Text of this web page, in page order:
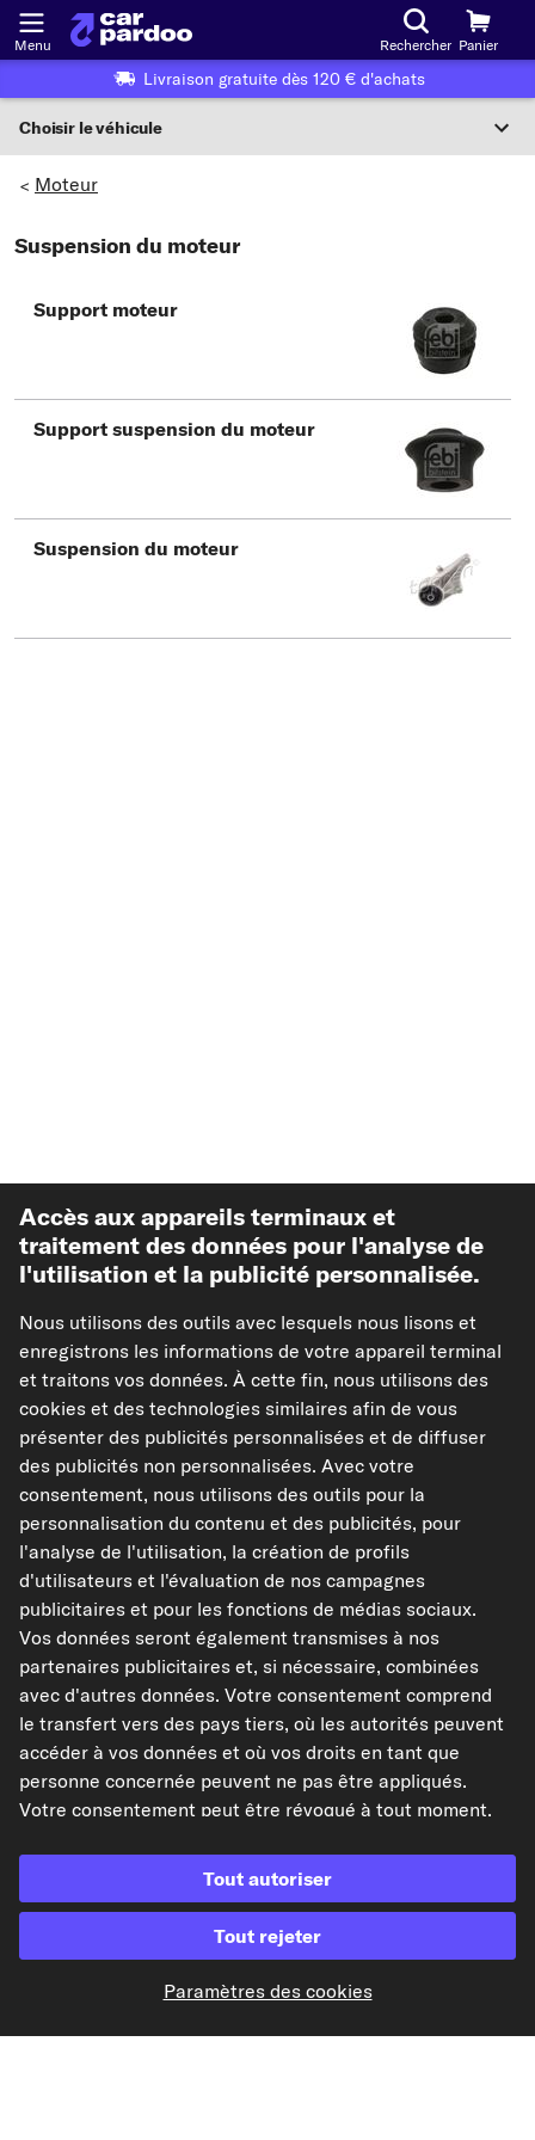
Menu Rechercher Panier
Livraison gratuite dès 120 € d'achats
Choisir le véhicule
Ou choix du véhicule selon les critères suivants :
Choix du fabricant
Choix du type
> Moteur
Suspension du moteur
Support moteur
Support suspension du moteur
Suspension du moteur
Autre de carpardoo
Aide & soutien
Juridique
Modes de paiement acceptés
Nos partenaires d'expédition
kfzteile24.at
Accès aux appareils terminaux et
traitement des données pour l'analyse de
l'utilisation et la publicité personnalisée.
Nous utilisons des outils avec lesquels nous lisons et
enregistrons les informations de votre appareil terminal
et traitons vos données. À cette fin, nous utilisons des
cookies et des technologies similaires afin de vous
présenter des publicités personnalisées et de diffuser
des publicités non personnalisées. Avec votre
consentement, nous utilisons des outils pour la
personnalisation du contenu et des publicités, pour
l'analyse de l'utilisation, la création de profils
d'utilisateurs et l'évaluation de nos campagnes
publicitaires et pour les fonctions de médias sociaux.
Vos données seront également transmises à nos
partenaires publicitaires et, si nécessaire, combinées
avec d'autres données. Votre consentement comprend
le transfert vers des pays tiers, où les autorités peuvent
accéder à vos données et où vos droits en tant que
personne concernée peuvent ne pas être appliqués.
Votre consentement peut être révoqué à tout moment.
Tout autoriser
Tout rejeter
Paramètres des cookies